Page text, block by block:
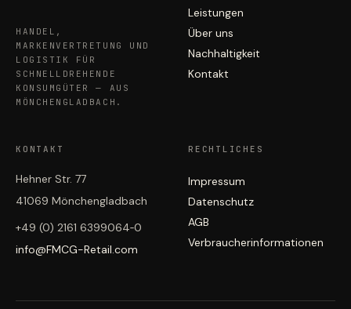
HANDEL,
MARKENVERTRETUNG UND
LOGISTIK FÜR
SCHNELLDREHENDE
KONSUMGÜTER — AUS
MÖNCHENGLADBACH.
Leistungen
Über uns
Nachhaltigkeit
Kontakt
KONTAKT
Hehner Str. 77
41069 Mönchengladbach
+49 (0) 2161 6399064‑0
info@FMCG-Retail.com
RECHTLICHES
Impressum
Datenschutz
AGB
Verbraucher­informationen